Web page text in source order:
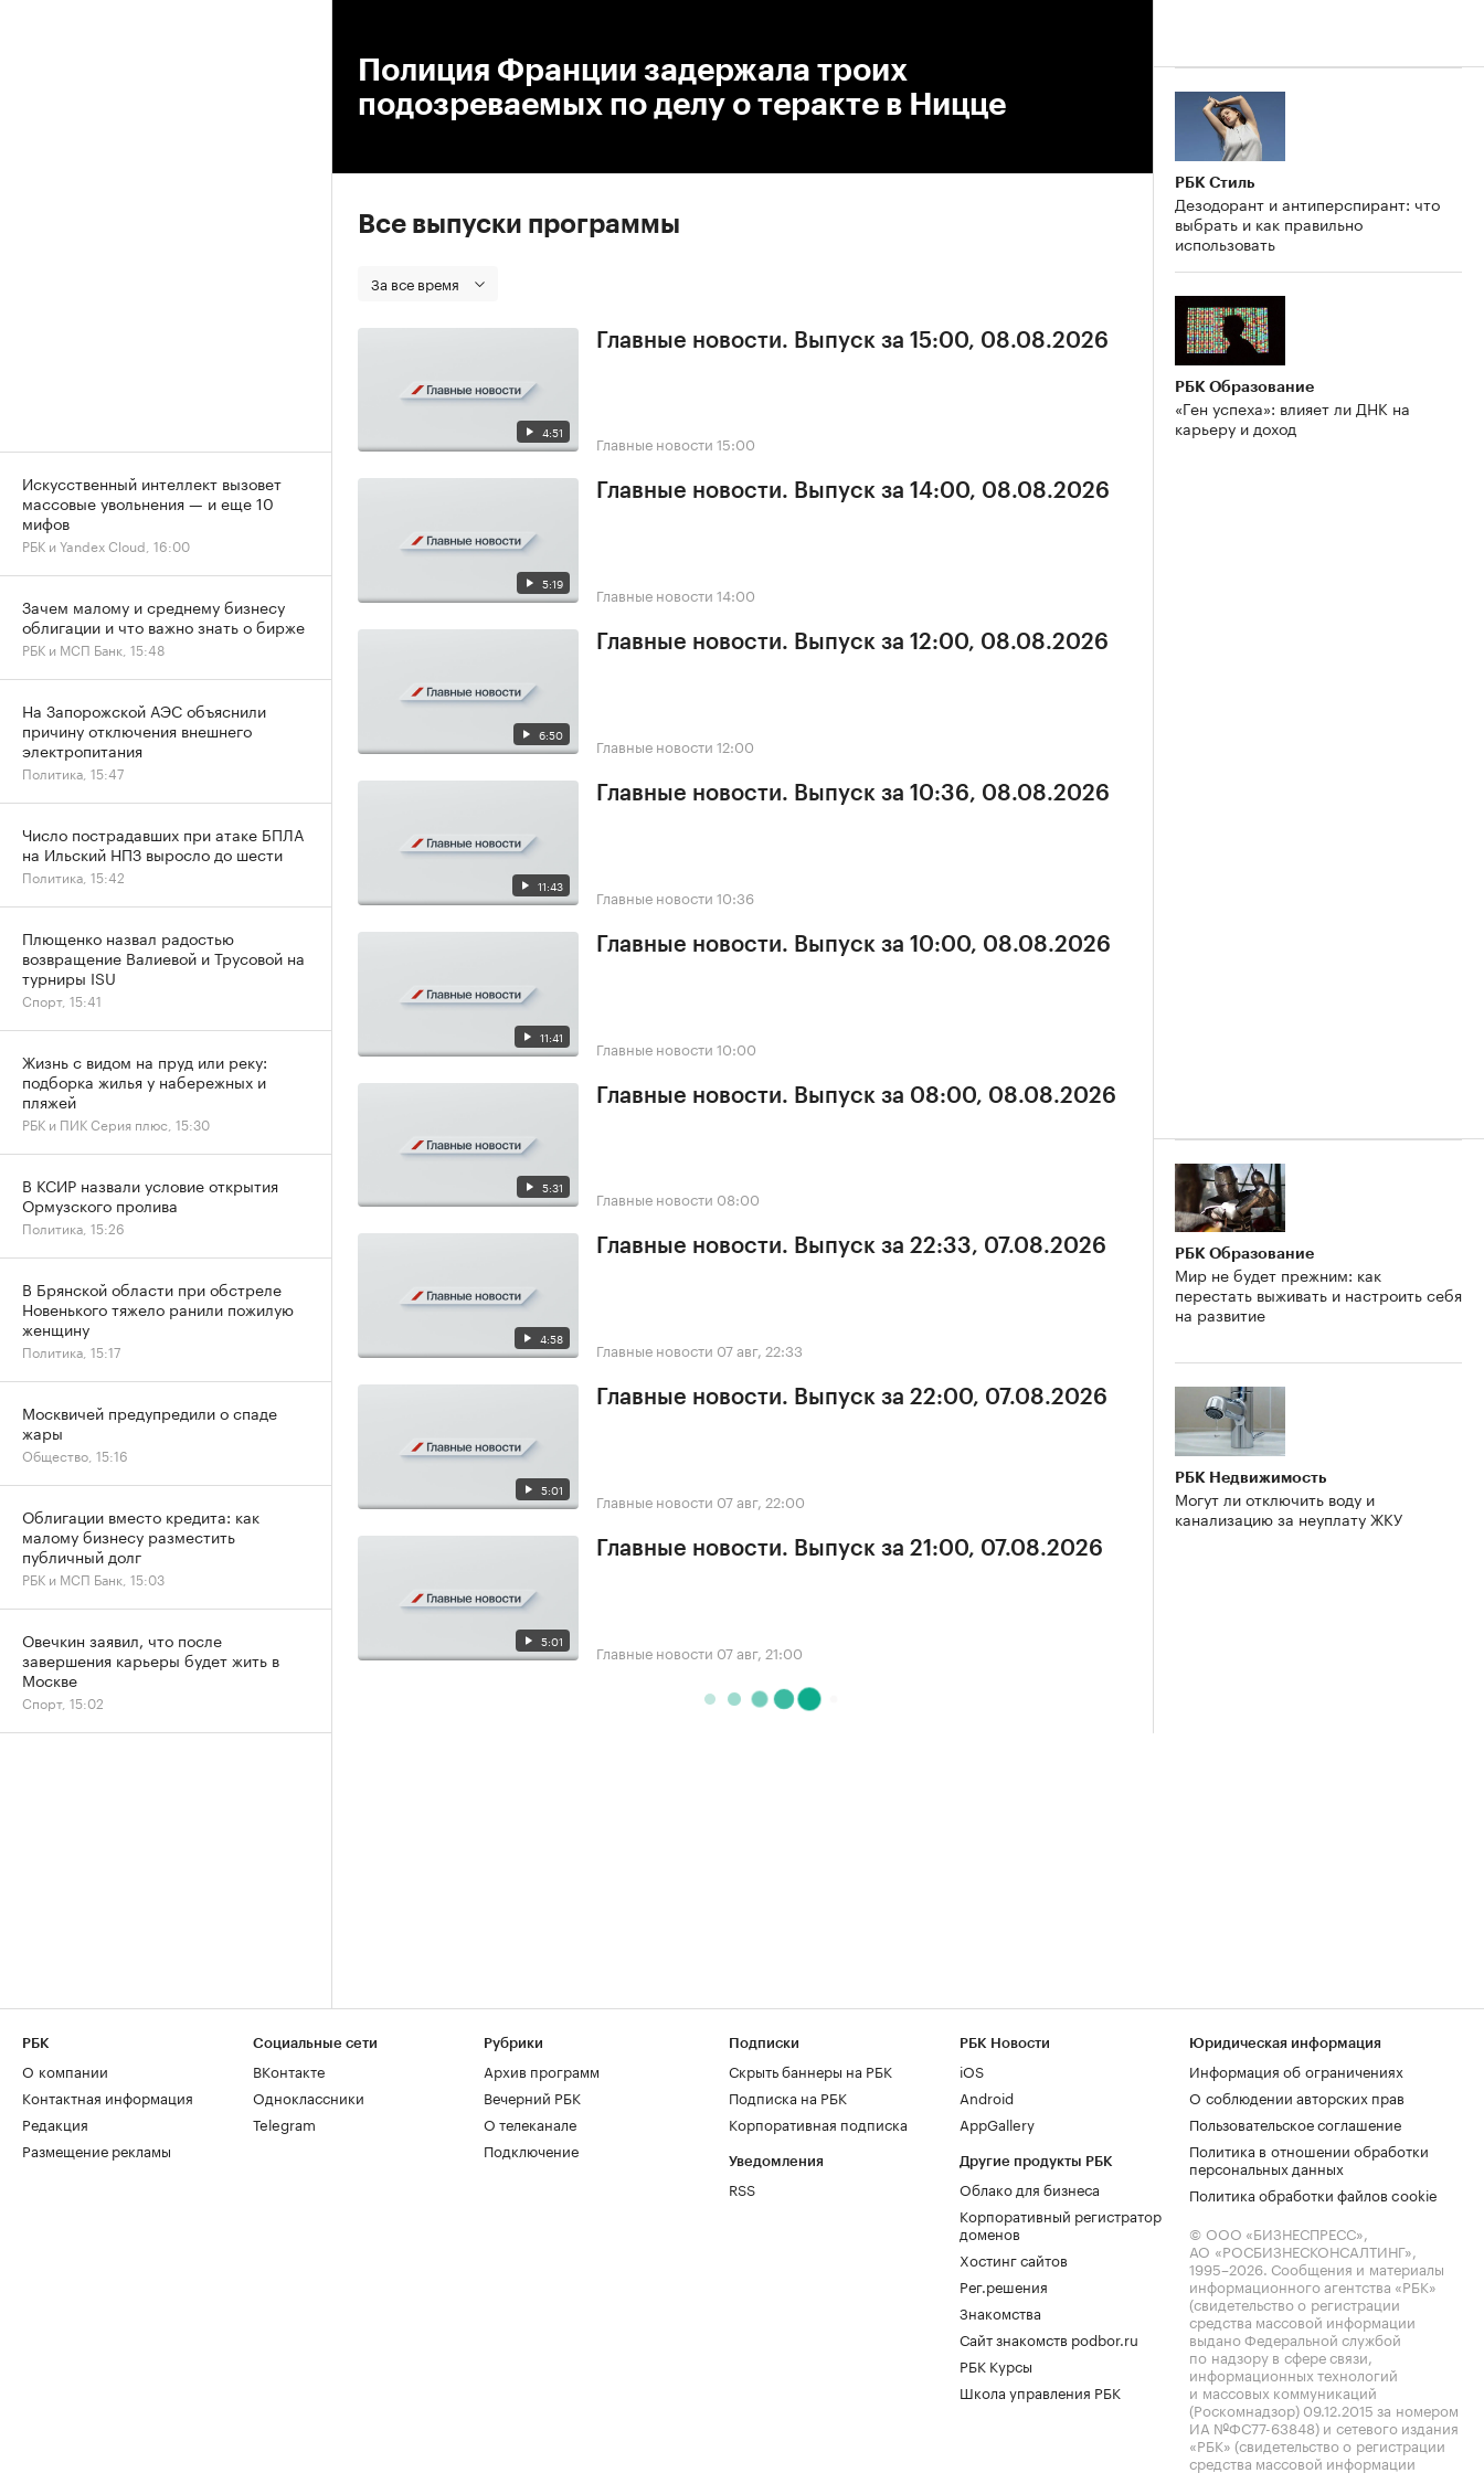
Полиция Франции задержала троих
подозреваемых по делу о теракте в Ницце
Все выпуски программы
За все время
4:51
Главные новости. Выпуск за 15:00, 08.08.2026
Главные новости 15:00
5:19
Главные новости. Выпуск за 14:00, 08.08.2026
Главные новости 14:00
6:50
Главные новости. Выпуск за 12:00, 08.08.2026
Главные новости 12:00
11:43
Главные новости. Выпуск за 10:36, 08.08.2026
Главные новости 10:36
11:41
Главные новости. Выпуск за 10:00, 08.08.2026
Главные новости 10:00
5:31
Главные новости. Выпуск за 08:00, 08.08.2026
Главные новости 08:00
4:58
Главные новости. Выпуск за 22:33, 07.08.2026
Главные новости 07 авг, 22:33
5:01
Главные новости. Выпуск за 22:00, 07.08.2026
Главные новости 07 авг, 22:00
5:01
Главные новости. Выпуск за 21:00, 07.08.2026
Главные новости 07 авг, 21:00
РБК Стиль
Дезодорант и антиперспирант: что
выбрать и как правильно
использовать
РБК Образование
«Ген успеха»: влияет ли ДНК на
карьеру и доход
РБК Образование
Мир не будет прежним: как
перестать выживать и настроить себя
на развитие
РБК Недвижимость
Могут ли отключить воду и
канализацию за неуплату ЖКУ
Искусственный интеллект вызовет
массовые увольнения — и еще 10
мифов
РБК и Yandex Cloud, 16:00
Зачем малому и среднему бизнесу
облигации и что важно знать о бирже
РБК и МСП Банк, 15:48
На Запорожской АЭС объяснили
причину отключения внешнего
электропитания
Политика, 15:47
Число пострадавших при атаке БПЛА
на Ильский НПЗ выросло до шести
Политика, 15:42
Плющенко назвал радостью
возвращение Валиевой и Трусовой на
турниры ISU
Спорт, 15:41
Жизнь с видом на пруд или реку:
подборка жилья у набережных и
пляжей
РБК и ПИК Серия плюс, 15:30
В КСИР назвали условие открытия
Ормузского пролива
Политика, 15:26
В Брянской области при обстреле
Новенького тяжело ранили пожилую
женщину
Политика, 15:17
Москвичей предупредили о спаде
жары
Общество, 15:16
Облигации вместо кредита: как
малому бизнесу разместить
публичный долг
РБК и МСП Банк, 15:03
Овечкин заявил, что после
завершения карьеры будет жить в
Москве
Спорт, 15:02
РБК
О компании
Контактная информация
Редакция
Размещение рекламы
Социальные сети
ВКонтакте
Одноклассники
Telegram
Рубрики
Архив программ
Вечерний РБК
О телеканале
Подключение
Подписки
Скрыть баннеры на РБК
Подписка на РБК
Корпоративная подписка
Уведомления
RSS
РБК Новости
iOS
Android
AppGallery
Другие продукты РБК
Облако для бизнеса
Корпоративный регистратор
доменов
Хостинг сайтов
Рег.решения
Знакомства
Сайт знакомств podbor.ru
РБК Курсы
Школа управления РБК
Юридическая информация
Информация об ограничениях
О соблюдении авторских прав
Пользовательское соглашение
Политика в отношении обработки
персональных данных
Политика обработки файлов cookie
© ООО «БИЗНЕСПРЕСС»,
АО «РОСБИЗНЕСКОНСАЛТИНГ»,
1995–2026. Сообщения и материалы
информационного агентства «РБК»
(свидетельство о регистрации
средства массовой информации
выдано Федеральной службой
по надзору в сфере связи,
информационных технологий
и массовых коммуникаций
(Роскомнадзор) 09.12.2015 за номером
ИА №ФС77-63848) и сетевого издания
«РБК» (свидетельство о регистрации
средства массовой информации